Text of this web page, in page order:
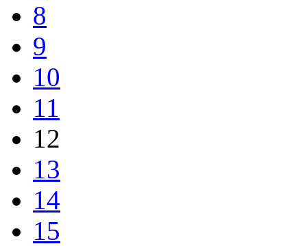
8
9
10
11
12
13
14
15